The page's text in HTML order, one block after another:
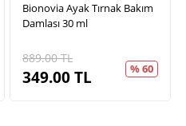
Bionovia Ayak Tırnak Bakım
Damlası 30 ml
889.00TL
349.00TL % 60